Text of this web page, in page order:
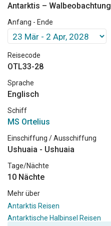
Antarktis – Walbeobachtung
Anfang - Ende
Reisecode
OTL33-28
Sprache
Englisch
Schiff
MS Ortelius
Einschiffung / Ausschiffung
Ushuaia - Ushuaia
Tage/Nächte
10 Nächte
Mehr über
Antarktis Reisen
Antarktische Halbinsel Reisen